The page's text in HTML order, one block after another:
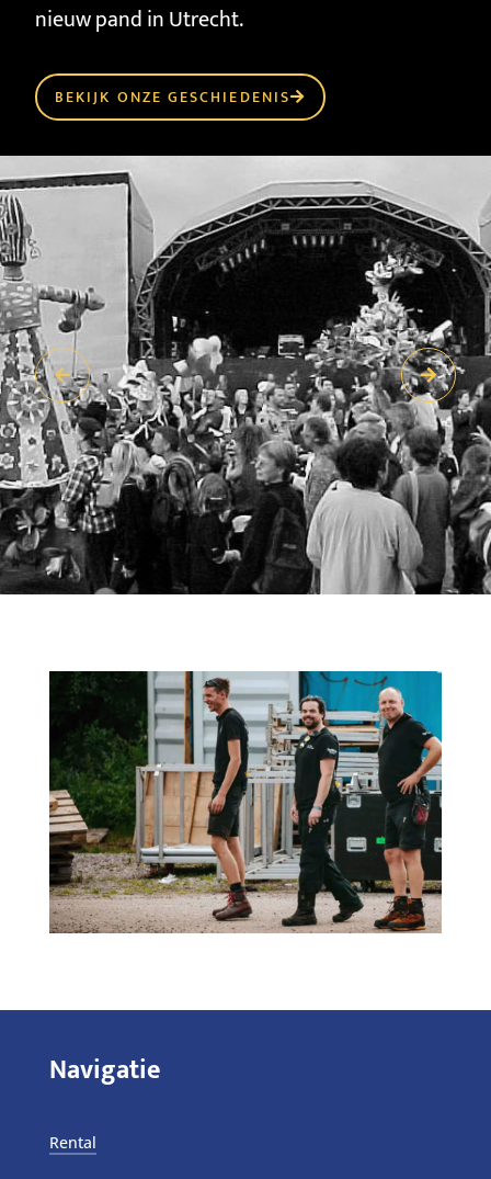
nieuw pand in Utrecht.
BEKIJK ONZE GESCHIEDENIS
Navigatie
Rental